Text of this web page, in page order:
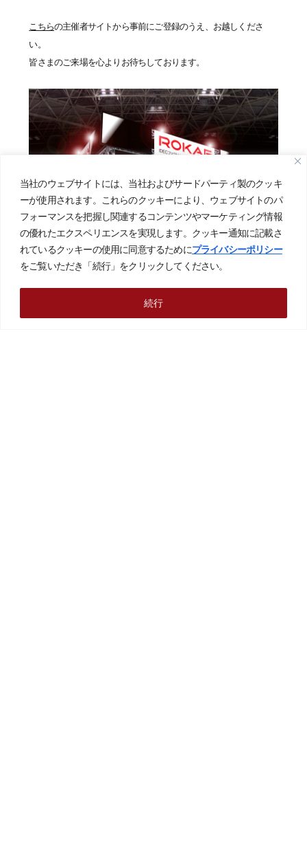
当社のウェブサイトには、当社およびサードパーティ製のクッキ
ーが使用されます。これらのクッキーにより、ウェブサイトのパ
フォーマンスを把握し関連するコンテンツやマーケティング情報
の優れたエクスペリエンスを実現します。クッキー通知に記載さ
れているクッキーの使用に同意するためにプライバシーポリシー
をご覧いただき「続行」をクリックしてください。
続行
こちらの主催者サイトから事前にご登録のうえ、お越しくださ
い。
皆さまのご来場を心よりお待ちしております。